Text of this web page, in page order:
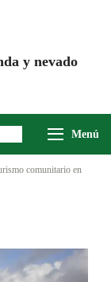
y nevado
Chocolates El
Menú
comunitario en